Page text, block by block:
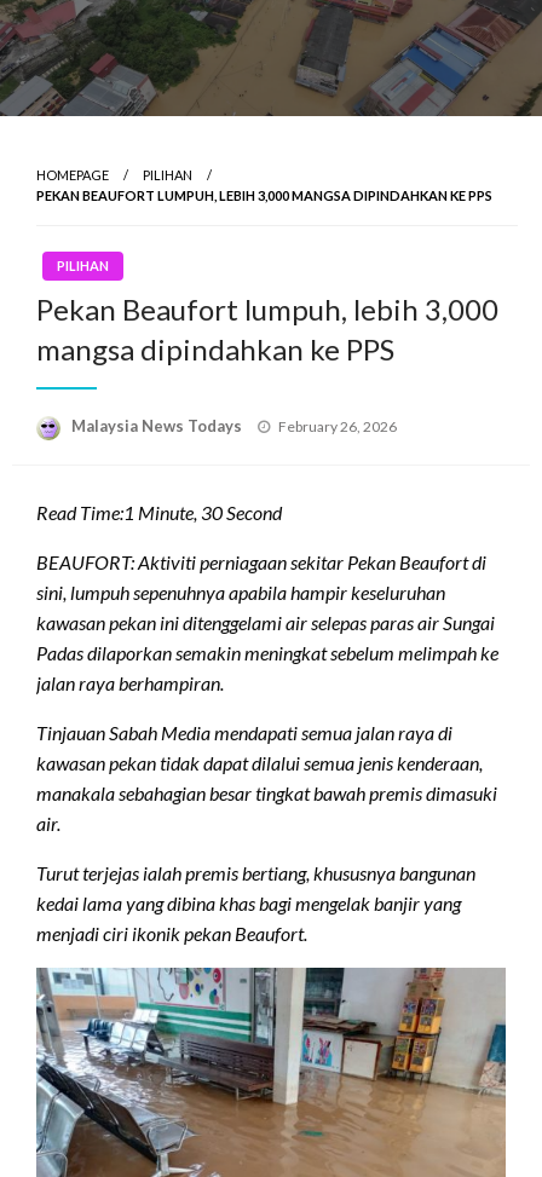
HOMEPAGE
PILIHAN
PEKAN BEAUFORT LUMPUH, LEBIH 3,000 MANGSA DIPINDAHKAN KE PPS
PILIHAN
Pekan Beaufort lumpuh, lebih 3,000
mangsa dipindahkan ke PPS
Malaysia News Todays
Posted
February 26, 2026
Read Time:1 Minute, 30 Second
BEAUFORT: Aktiviti perniagaan sekitar Pekan Beaufort di
sini, lumpuh sepenuhnya apabila hampir keseluruhan
kawasan pekan ini ditenggelami air selepas paras air Sungai
Padas dilaporkan semakin meningkat sebelum melimpah ke
jalan raya berhampiran.
Tinjauan Sabah Media mendapati semua jalan raya di
kawasan pekan tidak dapat dilalui semua jenis kenderaan,
manakala sebahagian besar tingkat bawah premis dimasuki
air.
Turut terjejas ialah premis bertiang, khususnya bangunan
kedai lama yang dibina khas bagi mengelak banjir yang
menjadi ciri ikonik pekan Beaufort.